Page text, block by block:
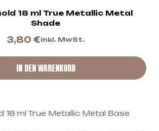
18 ml True Metallic Metal
Shade
3,80 €inkl. MwSt.
IN DEN WARENKORB